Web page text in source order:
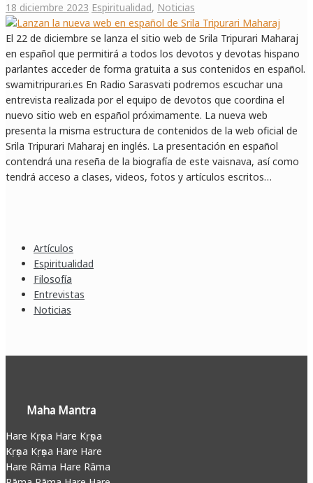
18 diciembre 2023 Espiritualidad, Noticias
El 22 de diciembre se lanza el sitio web de Srila Tripurari Maharaj
en español que permitirá a todos los devotos y devotas hispano
parlantes acceder de forma gratuita a sus contenidos en español.
swamitripurari.es En Radio Sarasvati podremos escuchar una
entrevista realizada por el equipo de devotos que coordina el
nuevo sitio web en español próximamente. La nueva web
presenta la misma estructura de contenidos de la web oficial de
Srila Tripurari Maharaj en inglés. La presentación en español
contendrá una reseña de la biografía de este vaisnava, así como
tendrá acceso a clases, videos, fotos y artículos escritos…
Artículos
Espiritualidad
Filosofía
Entrevistas
Noticias
Maha Mantra
Hare Kṛṣṇa Hare Kṛṣṇa
Kṛṣṇa Kṛṣṇa Hare Hare
Hare Rāma Hare Rāma